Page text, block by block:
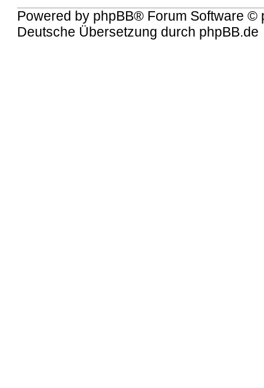
Powered by phpBB® Forum Software ©
Deutsche Übersetzung durch phpBB.de